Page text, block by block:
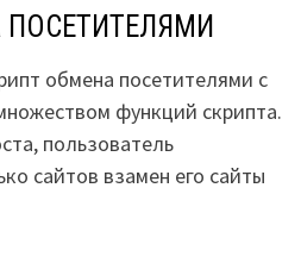
обмена посетителями с
функций скрипта.
пользователь
сайтов взамен его сайты